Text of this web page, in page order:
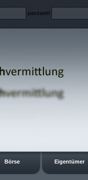
passwort
Börse Eigentümer